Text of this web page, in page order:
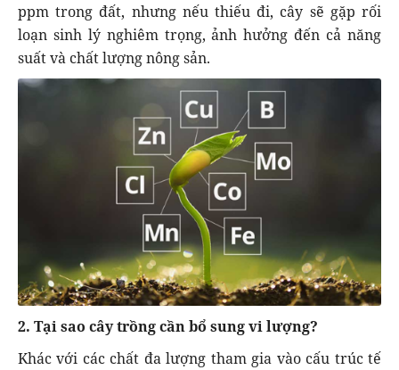
ppm trong đất, nhưng nếu thiếu đi, cây sẽ gặp rối
loạn sinh lý nghiêm trọng, ảnh hưởng đến cả năng
suất và chất lượng nông sản.
2. Tại sao cây trồng cần bổ sung vi lượng?
Khác với các chất đa lượng tham gia vào cấu trúc tế